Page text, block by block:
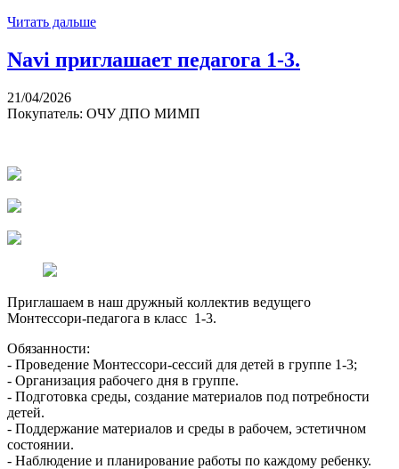
Читать дальше
Navi приглашает педагога 1-3.
21/04/2026
Покупатель: ОЧУ ДПО МИМП
Приглашаем в наш дружный коллектив ведущего
Монтессори-педагога в класс 1-3.
Обязанности:
- Проведение Монтессори-сессий для детей в группе 1-3;
- Организация рабочего дня в группе.
- Подготовка среды, создание материалов под потребности
детей.
- Поддержание материалов и среды в рабочем, эстетичном
состоянии.
- Наблюдение и планирование работы по каждому ребенку.